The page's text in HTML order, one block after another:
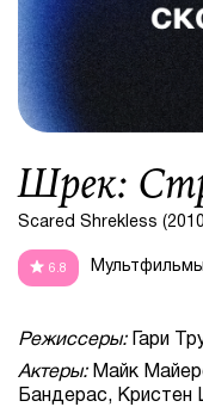
Шрек:
Scared Shrekless
6.8 Мультфильмы
Режиссеры:Гари
Актеры:Майк
Бандерас,